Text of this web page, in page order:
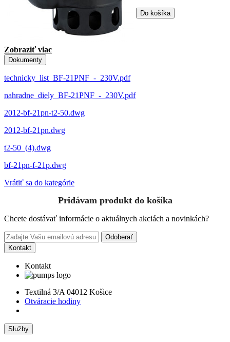
Do košíka
Zobraziť viac
Dokumenty
technicky_list_BF-21PNF_-_230V.pdf
nahradne_diely_BF-21PNF_-_230V.pdf
2012-bf-21pn-t2-50.dwg
2012-bf-21pn.dwg
t2-50_(4).dwg
bf-21pn-f-21p.dwg
Vrátiť sa do kategórie
Pridávam produkt do košíka
Chcete dostávať informácie o aktuálnych akciách a novinkách?
Odoberať
Kontakt
Kontakt
Textilná 3/A 04012 Košice
Otváracie hodiny
Služby